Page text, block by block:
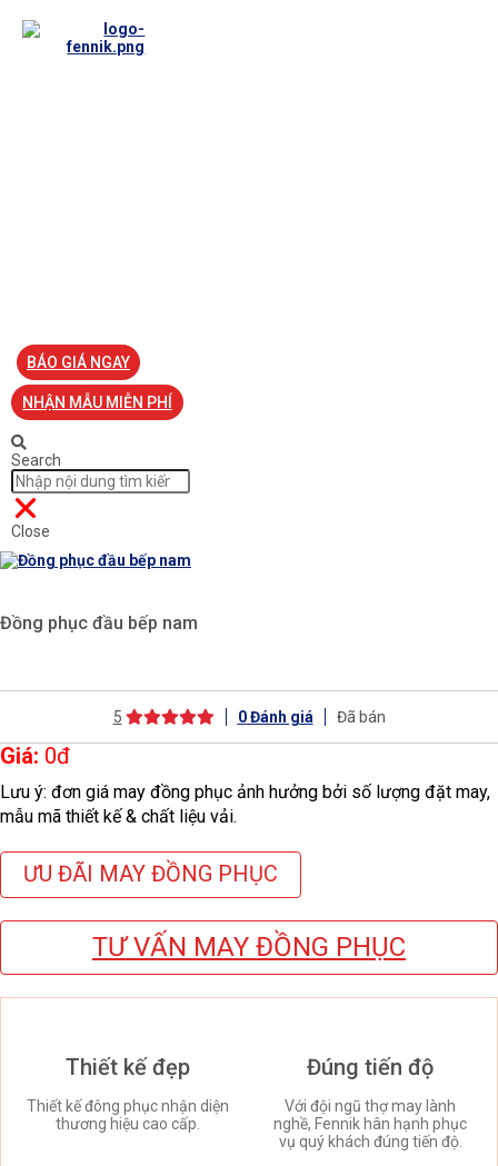
BÁO GIÁ NGAY
NHẬN MẪU MIỄN PHÍ
Search
Close
Đồng phục đầu bếp nam
5 0Đánh giá Đã bán
Giá: 0đ
Lưu ý: đơn giá may đồng phục ảnh hưởng bởi số lượng đặt may,
mẫu mã thiết kế & chất liệu vải.
ƯU ĐÃI MAY ĐỒNG PHỤC
TƯ VẤN MAY ĐỒNG PHỤC
Thiết kế đẹp
Thiết kế đông phục nhận diện
thương hiệu cao cấp.
Đúng tiến độ
Với đội ngũ thợ may lành
nghề, Fennik hân hạnh phục
vụ quý khách đúng tiến độ.